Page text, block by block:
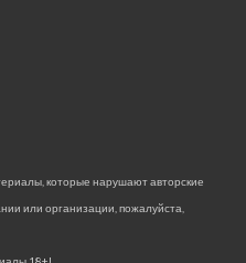
которые нарушают авторские
или организации, пожалуйста,